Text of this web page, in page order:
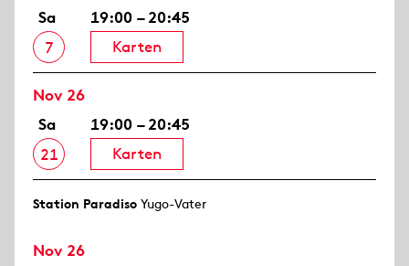
Sa
7
19:00 – 20:45
Karten
Nov 26
Sa
21
19:00 – 20:45
Karten
Station Paradiso Yugo-Vater
Nov 26